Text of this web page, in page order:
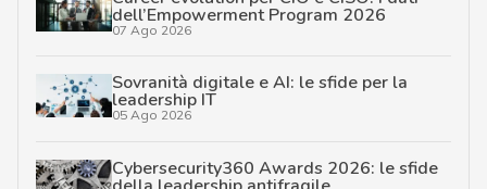
dell’Empowerment Program 2026
07 Ago 2026
Sovranità digitale e AI: le sfide per la
leadership IT
05 Ago 2026
Cybersecurity360 Awards 2026: le sfide